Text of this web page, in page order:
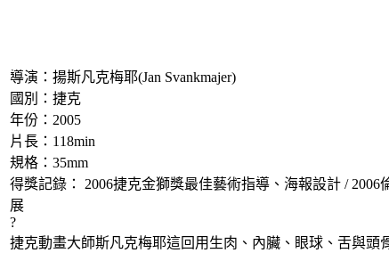
導演：揚斯凡克梅耶(Jan Svankmajer)
國別：捷克
年份：2005
片長：118min
規格：35mm
得獎記錄： 2006捷克金獅獎最佳藝術指導、海報設計 / 2006
展
?
捷克動畫大師斯凡克梅耶這回用生肉、內臟、眼球、舌與頭